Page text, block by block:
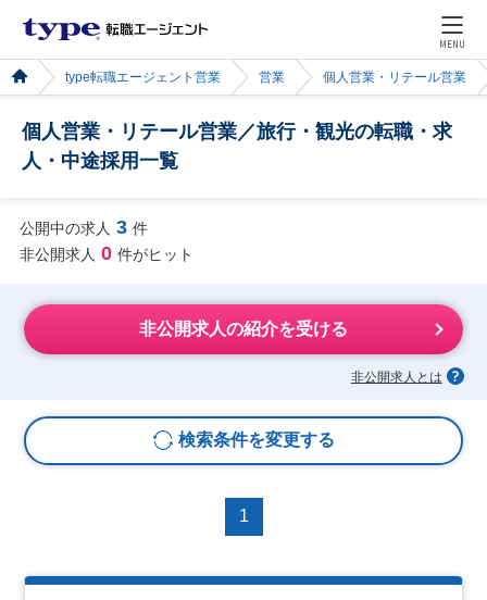
MENU
type転職エージェント営業 営業 個人営業・リテール営業
個人営業・リテール営業／旅行・観光の転職・求
人・中途採用一覧
公開中の求人 3 件
非公開求人 0 件がヒット
非公開求人の紹介を受ける
非公開求人とは
検索条件を変更する
1